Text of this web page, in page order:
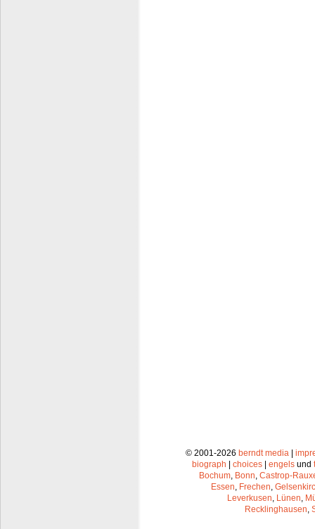
© 2001-2026 berndt media |
biograph | choices | engels und
Bochum Bonn Castrop-
Essen Frechen
Leverkusen Lünen
Recklinghausen